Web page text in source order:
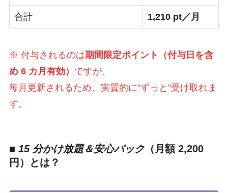
合計 1,210 pt／月
※ 付与されるのは期間限定ポイント（付与日を含
め 6 カ月有効） ですが、
毎月更新されるため、実質的に“ずっと”受け取れま
す。
■ 15 分かけ放題＆安心パック（月額 2,200
円）とは？